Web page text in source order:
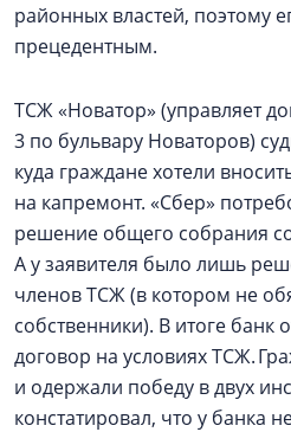
районных властей, поэтому
прецедентным.
ТСЖ «Новатор» (управляет
3 по бульвару Новаторов)
куда граждане хотели
на капремонт. «Сбер»
решение общего собрания
А у заявителя было лишь
членов ТСЖ (в котором не
собственники). В итоге банк
договор на условиях ТСЖ.
и одержали победу в двух
констатировал, что у банка